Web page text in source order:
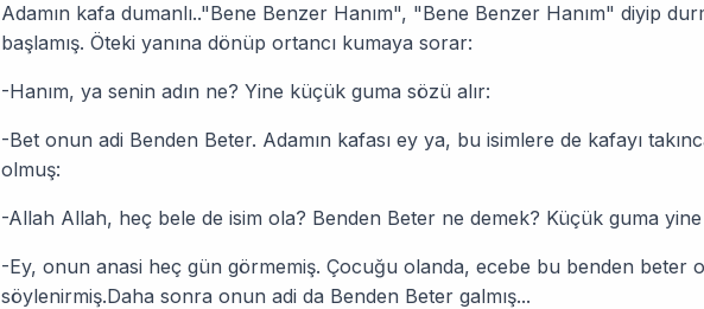
Adamın kafa dumanlı.."Bene Benzer Hanım", "Bene Benzer Hanım" diyip
başlamış. Öteki yanına dönüp ortancı kumaya sorar:
-Hanım, ya senin adın ne? Yine küçük guma sözü alır:
-Bet onun adi Benden Beter. Adamın kafası ey ya, bu isimlere de kafayı
olmuş:
-Allah Allah, heç bele de isim ola? Benden Beter ne demek? Küçük guma yine
-Ey, onun anasi heç gün görmemiş. Çocuğu olanda, ecebe bu benden beter
söylenirmiş.Daha sonra onun adi da Benden Beter galmış...